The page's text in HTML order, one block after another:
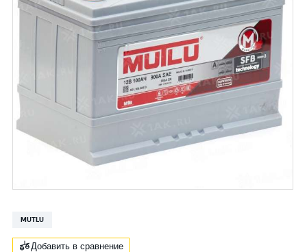
MUTLU
Добавить в сравнение